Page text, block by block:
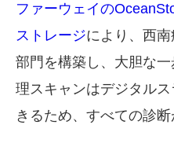
ファーウェイの
ストレージにより、西
部門を構築し、大胆な
理スキャンはデジタル
きるため、すべての診断